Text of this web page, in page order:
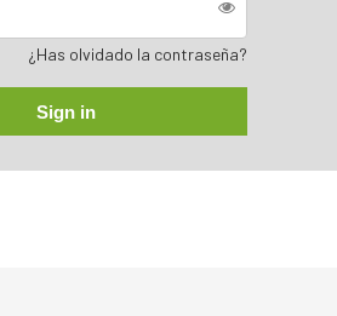
¿Has olvidado la contraseña?
Sign in